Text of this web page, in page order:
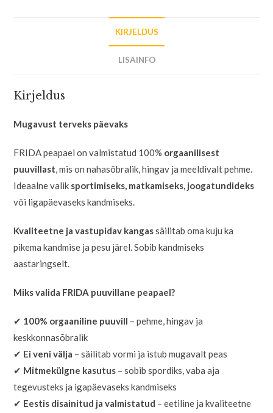
KIRJELDUS
LISAINFO
Kirjeldus
Mugavust terveks päevaks
FRIDA peapael on valmistatud 100% orgaanilisest
puuvillast, mis on nahasõbralik, hingav ja meeldivalt pehme.
Ideaalne valik sportimiseks, matkamiseks, joogatundideks
või ligapäevaseks kandmiseks.
Kvaliteetne ja vastupidav kangassäilitab oma kuju ka
pikema kandmise ja pesu järel. Sobib kandmiseks
aastaringselt.
Miks valida FRIDA puuvillane peapael?
✔ 100% orgaaniline puuvill – pehme, hingav ja
keskkonnasõbralik
✔ Ei veni välja – säilitab vormi ja istub mugavalt peas
✔ Mitmekülgne kasutus – sobib spordiks, vaba aja
tegevusteks ja igapäevaseks kandmiseks
✔ Eestis disainitud ja valmistatud – eetiline ja kvaliteetne